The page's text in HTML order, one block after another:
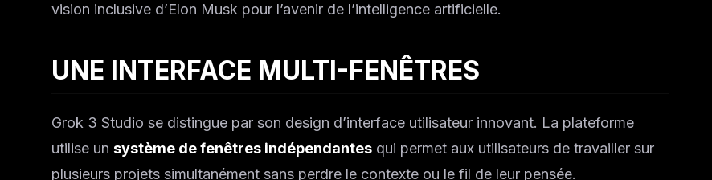
vision inclusive d’Elon Musk pour l’avenir de l’intelligence artificielle.
UNE INTERFACE MULTI-FENÊTRES
Grok 3 Studio se distingue par son design d’interface utilisateur innovant. La plateforme
utilise un système de fenêtres indépendantes qui permet aux utilisateurs de travailler sur
plusieurs projets simultanément sans perdre le contexte ou le fil de leur pensée.